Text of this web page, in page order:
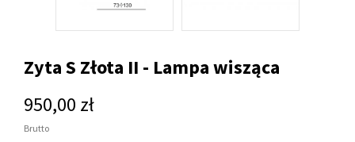
Zyta S Złota II - Lampa wisząca
950,00 zł
Brutto